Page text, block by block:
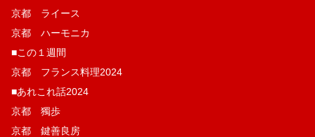
京都 ライース
京都 ハーモニカ
■この１週間
京都 フランス料理2024
■あれこれ話2024
京都 獨歩
京都 鍵善良房